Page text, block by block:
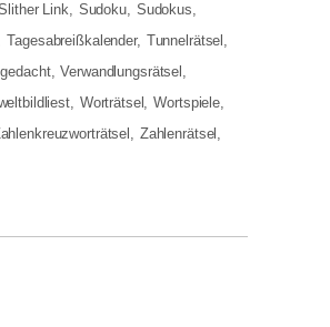
Link Sudoku
Sudokus
Tagesabreißkalender
Tunnelrätsel
Verwandlungsrätsel
Worträtsel
Wortspiele
Zahlenrätsel